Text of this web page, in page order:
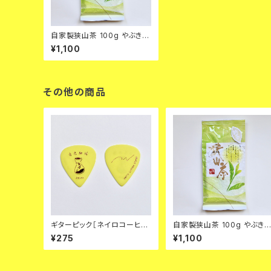
自家製狭山茶 100g やぶきた
茶【2026年】
¥1,100
その他の商品
ギターピック［ネイロコーヒー
スタンド一周年記念］
¥275
自家製狭山茶 100g やぶきた
茶【2026年】
¥1,100